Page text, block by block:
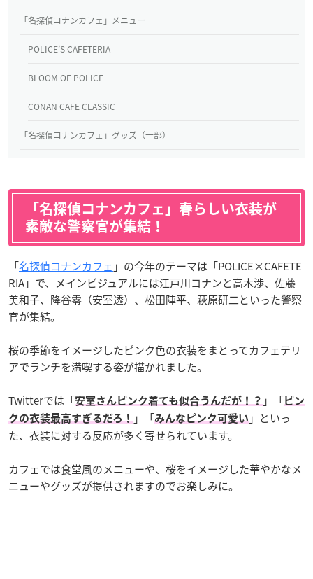
「名探偵コナンカフェ」メニュー
POLICE’S CAFETERIA
BLOOM OF POLICE
CONAN CAFE CLASSIC
「名探偵コナンカフェ」グッズ（一部）
「名探偵コナンカフェ」春らしい衣装が
素敵な警察官が集結！
「名探偵コナンカフェ 」の今年のテーマは「POLICE×CAFETE
RIA」で、メインビジュアルには江戸川コナンと高木渉、佐藤
美和子、降谷零（安室透）、松田陣平、萩原研二といった警察
官が集結。
桜の季節をイメージしたピンク色の衣装をまとってカフェテリ
アでランチを満喫する姿が描かれました。
Twitterでは「安室さんピンク着ても似合うんだが！？ 」「 ピン
クの衣装最高すぎるだろ！
」「みんなピンク可愛い 」といっ
た、衣装に対する反応が多く寄せられています。
カフェでは食堂風のメニューや、桜をイメージした華やかなメ
ニューやグッズが提供されますのでお楽しみに。